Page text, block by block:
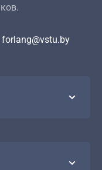
forlang@vstu.by